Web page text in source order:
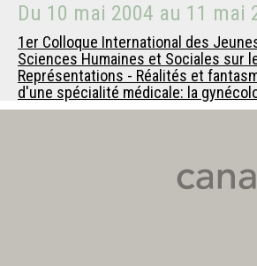
Du 10 mai 2004 au 11 mai
1er Colloque International des
Sciences Humaines et Sociales sur
Représentations - Réalités et
d'une spécialité médicale: la